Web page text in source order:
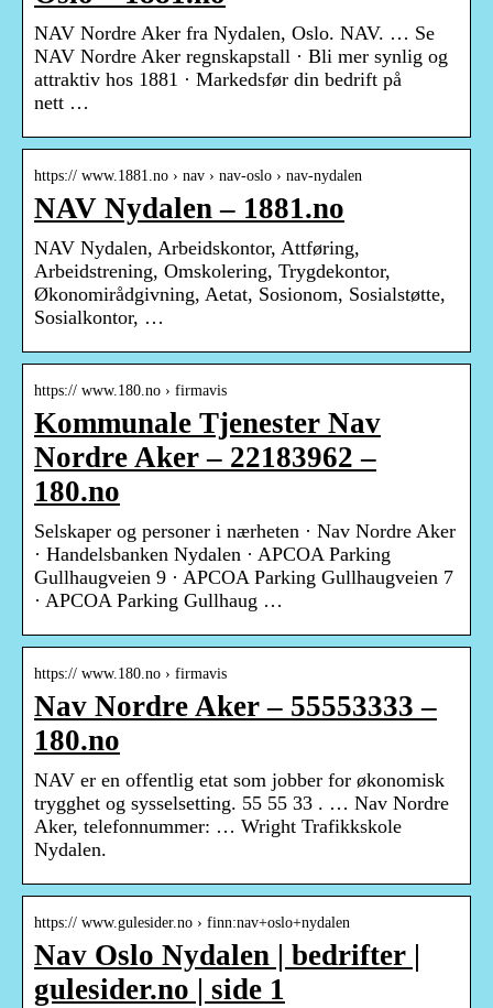
NAV Nordre Aker fra Nydalen, Oslo. NAV. … Se
NAV Nordre Aker regnskapstall · Bli mer synlig og
attraktiv hos 1881 · Markedsfør din bedrift på
nett …
https:// www.1881.no › nav › nav-oslo › nav-nydalen
NAV Nydalen – 1881.no
NAV Nydalen, Arbeidskontor, Attføring,
Arbeidstrening, Omskolering, Trygdekontor,
Økonomirådgivning, Aetat, Sosionom, Sosialstøtte,
Sosialkontor, …
https:// www.180.no › firmavis
Kommunale Tjenester Nav
Nordre Aker – 22183962 –
180.no
Selskaper og personer i nærheten · Nav Nordre Aker
· Handelsbanken Nydalen · APCOA Parking
Gullhaugveien 9 · APCOA Parking Gullhaugveien 7
· APCOA Parking Gullhaug …
https:// www.180.no › firmavis
Nav Nordre Aker – 55553333 –
180.no
NAV er en offentlig etat som jobber for økonomisk
trygghet og sysselsetting. 55 55 33 . … Nav Nordre
Aker, telefonnummer: … Wright Trafikkskole
Nydalen.
https:// www.gulesider.no › finn:nav+oslo+nydalen
Nav Oslo Nydalen | bedrifter |
gulesider.no | side 1